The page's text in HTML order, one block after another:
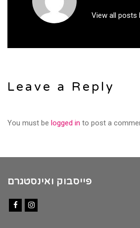
View all posts
Leave a Reply
You must be logged in to post a
פייסבוק ואינסטגרם